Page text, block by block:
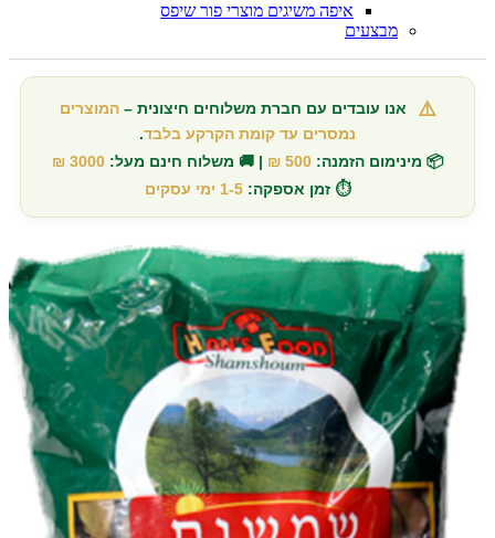
איפה משיגים מוצרי פור שיפס
מבצעים
⚠️ אנו עובדים עם חברת משלוחים חיצונית –המוצרים
נמסרים עד קומת הקרקע בלבד.
📦 מינימום הזמנה: 500 ₪ | 🚚 משלוח חינם מעל: 3000 ₪
⏱️ זמן אספקה: 1-5 ימי עסקים